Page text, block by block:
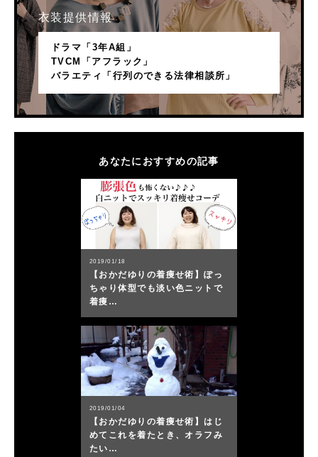
衣装提供情報
ドラマ「3年A組」
TVCM「アフラック」
バラエティ「行列のできる法律相談所」
あなたにおすすめの記事
2019/01/18
【おかだゆりの着痩せ術】ぽっ
ちゃり体型でも淡い色ニットで
着痩…
2019/01/04
【おかだゆりの着痩せ術】はじ
めてこれを着たとき、オラフみ
たい…